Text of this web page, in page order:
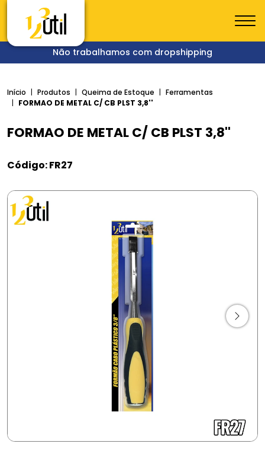
Não trabalhamos com dropshipping
Início Produtos Queima de Estoque
Ferramentas
FORMAO DE METAL C/ CB PLST 3,8''
FORMAO DE METAL C/ CB PLST 3,8''
Código: FR27